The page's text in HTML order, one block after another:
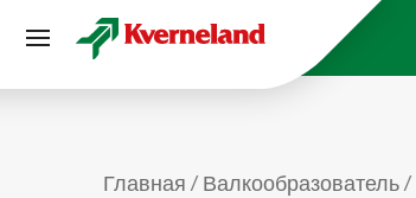
Главная Валкообразователь
Панель управления cookies